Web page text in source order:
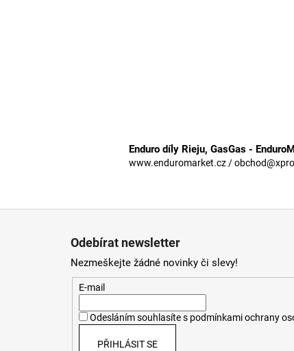
Enduro díly Rieju, GasGas -
www.enduromarket.cz /
Odebírat newsletter
Nezmeškejte žádné novinky či slevy!
E-mail
Odesláním souhlasíte s podmínkami ochrany
PŘIHLÁSIT SE